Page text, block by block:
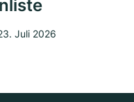
Juli 2026